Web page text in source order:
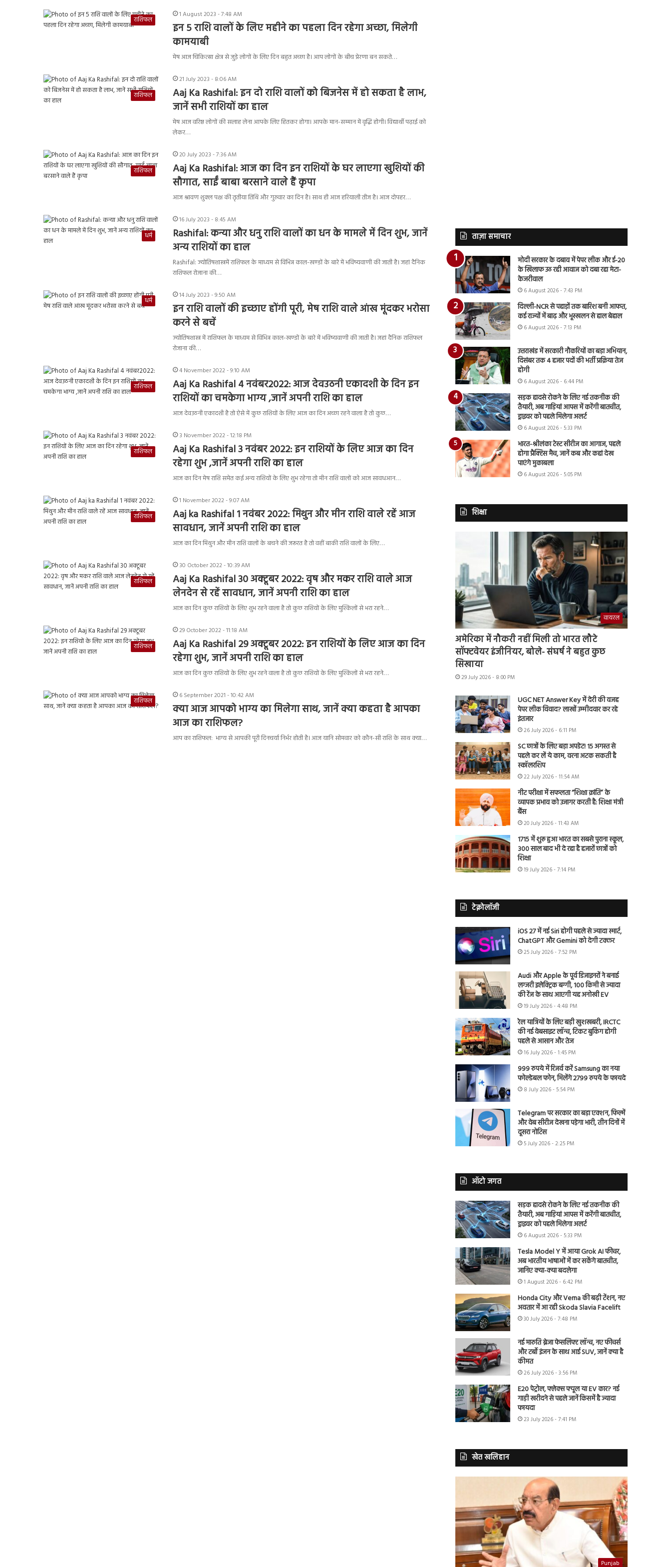
राशिफल
1 August 2023 - 7:48 AM
इन 5 राशि वालों के लिए महीने का पहला दिन रहेगा अच्छा, मिलेगी
कामयाबी
मेष आज चिकित्सा क्षेत्र से जुड़े लोगों के लिए दिन बहुत अच्छा है। आप लोगों के बीच प्रेरणा बन सकते…
राशिफल
21 July 2023 - 8:06 AM
Aaj Ka Rashifal: इन दो राशि वालों को बिजनेस में हो सकता है लाभ,
जानें सभी राशियों का हाल
मेष आज वरिष्ठ लोगों की सलाह लेना आपके लिए हितकर होगा। आपके मान-सम्मान में वृद्धि होगी। विद्यार्थी पढ़ाई को
लेकर…
राशिफल
20 July 2023 - 7:36 AM
Aaj Ka Rashifal: आज का दिन इन राशियों के घर लाएगा खुशियों की
सौगात, साईं बाबा बरसाने वाले हैं कृपा
आज श्रावण शुक्ल पक्ष की तृतीया तिथि और गुरुवार का दिन है। साथ ही आज हरियाली तीज है। आज दोपहर…
धर्म
16 July 2023 - 8:45 AM
Rashifal: कन्या और धनु राशि वालों का धन के मामले में दिन शुभ, जानें
अन्य राशियों का हाल
Rashifal: ज्योतिषशास्त्रमें राशिफल के माध्यम से विभिन्न काल-खण्डों के बारे में भविष्यवाणी की जाती है। जहां दैनिक
राशिफल रोजाना की…
धर्म
14 July 2023 - 9:50 AM
इन राशि वालों की इच्छाए होंगी पूरी, मेष राशि वाले आंख मूंदकर भरोसा
करने से बचें
ज्योतिषशास्त्र में राशिफल के माध्यम से विभिन्न काल-खण्डों के बारे में भविष्यवाणी की जाती है। जहां दैनिक राशिफल
रोजाना की…
राशिफल
4 November 2022 - 9:10 AM
Aaj Ka Rashifal 4 नवंबर2022: आज देवउठनी एकादशी के दिन इन
राशियों का चमकेगा भाग्य ,जानें अपनी राशि का हाल
आज देवउठनी एकादशी है तो ऐसे में कुछ राशियों के लिए आज का दिन अच्छा रहने वाला है तो कुछ…
राशिफल
3 November 2022 - 12:18 PM
Aaj Ka Rashifal 3 नवंबर 2022: इन राशियों के लिए आज का दिन
रहेगा शुभ ,जानें अपनी राशि का हाल
आज का दिन मेष राशि समेत कई अन्य राशियों के लिए शुभ रहेगा तो मीन राशि वालों को आज सावधआन…
राशिफल
1 November 2022 - 9:07 AM
Aaj ka Rashifal 1 नवंबर 2022: मिथुन और मीन राशि वाले रहें आज
सावधान, जानें अपनी राशि का हाल
आज का दिन मिथुन और मीन राशि वालों के बचने की जरूरत है तो वहीं बाकी राशि वालों के लिए…
राशिफल
30 October 2022 - 10:39 AM
Aaj Ka Rashifal 30 अक्टूबर 2022: वृष और मकर राशि वाले आज
लेनदेन से रहें सावधान, जानें अपनी राशि का हाल
आज का दिन कुछ राशियों के लिए शुभ रहने वाला है तो कुछ राशियों के लिए मुश्किलों से भरा रहने…
राशिफल
29 October 2022 - 11:18 AM
Aaj Ka Rashifal 29 अक्टूबर 2022: इन राशियों के लिए आज का दिन
रहेगा शुभ, जानें अपनी राशि का हाल
आज का दिन कुछ राशियों के लिए शुभ रहने वाला है तो कुछ राशियों के लिए मुश्किलों से भरा रहने…
राशिफल
6 September 2021 - 10:42 AM
क्या आज आपको भाग्य का मिलेगा साथ, जानें क्या कहता है आपका
आज का राशिफल?
आप का राशिफल: भाग्य से आपकी पूरी दिनचर्या निर्भर होती है। आज यानि सोमवार को कौन-सी राशि के साथ क्या…
ताज़ा समाचार
मोदी सरकार के दबाव में पेपर लीक और ई-20
के खिलाफ उठ रही आवाज को दबा रहा मेटा-
केजरीवाल
6 August 2026 - 7:43 PM
दिल्ली-NCR से पहाड़ों तक बारिश बनी आफत,
कई राज्यों में बाढ़ और भूस्खलन से हाल बेहाल
6 August 2026 - 7:13 PM
उत्तराखंड में सरकारी नौकरियों का बड़ा अभियान,
दिसंबर तक 4 हजार पदों की भर्ती प्रक्रिया तेज
होगी
6 August 2026 - 6:44 PM
सड़क हादसे रोकने के लिए नई तकनीक की
तैयारी, अब गाड़ियां आपस में करेंगी बातचीत,
ड्राइवर को पहले मिलेगा अलर्ट
6 August 2026 - 5:33 PM
भारत-श्रीलंका टेस्ट सीरीज का आगाज, पहले
होगा प्रैक्टिस मैच, जानें कब और कहां देख
पाएंगे मुकाबला
6 August 2026 - 5:05 PM
शिक्षा
वायरल
अमेरिका में नौकरी नहीं मिली तो भारत लौटे
सॉफ्टवेयर इंजीनियर, बोले- संघर्ष ने बहुत कुछ
सिखाया
29 July 2026 - 8:00 PM
UGC NET Answer Key में देरी की वजह
पेपर लीक विवाद? लाखों उम्मीदवार कर रहे
इंतजार
26 July 2026 - 6:11 PM
SC छात्रों के लिए बड़ा अपडेट! 15 अगस्त से
पहले कर लें ये काम, वरना अटक सकती है
स्कॉलरशिप
22 July 2026 - 11:54 AM
नीट परीक्षा में सफलता “शिक्षा क्रांति” के
व्यापक प्रभाव को उजागर करती है: शिक्षा मंत्री
बैंस
20 July 2026 - 11:43 AM
1715 में शुरू हुआ भारत का सबसे पुराना स्कूल,
300 साल बाद भी दे रहा है हजारों छात्रों को
शिक्षा
19 July 2026 - 7:14 PM
टेक्नोलॉजी
iOS 27 में नई Siri होगी पहले से ज्यादा स्मार्ट,
ChatGPT और Gemini को देगी टक्कर
25 July 2026 - 7:52 PM
Audi और Apple के पूर्व डिजाइनरों ने बनाई
लग्जरी इलेक्ट्रिक बग्गी, 100 किमी से ज्यादा
की रेंज के साथ आएगी यह अनोखी EV
19 July 2026 - 4:48 PM
रेल यात्रियों के लिए बड़ी खुशखबरी, IRCTC
की नई वेबसाइट लॉन्च, टिकट बुकिंग होगी
पहले से आसान और तेज
16 July 2026 - 1:45 PM
999 रुपये में रिजर्व करें Samsung का नया
फोल्डेबल फोन, मिलेंगे 2799 रुपये के फायदे
8 July 2026 - 5:54 PM
Telegram पर सरकार का बड़ा एक्शन, फिल्में
और वेब सीरीज देखना पड़ेगा भारी, तीन दिनों में
दूसरा नोटिस
5 July 2026 - 2:25 PM
ऑटो जगत
सड़क हादसे रोकने के लिए नई तकनीक की
तैयारी, अब गाड़ियां आपस में करेंगी बातचीत,
ड्राइवर को पहले मिलेगा अलर्ट
6 August 2026 - 5:33 PM
Tesla Model Y में आया Grok AI फीचर,
अब भारतीय भाषाओं में कर सकेंगे बातचीत,
जानिए क्या-क्या बदलेगा
1 August 2026 - 6:42 PM
Honda City और Verna की बढ़ी टेंशन, नए
अवतार में आ रही Skoda Slavia Facelift
30 July 2026 - 7:48 PM
नई मारुति ब्रेजा फेसलिफ्ट लॉन्च, नए फीचर्स
और टर्बो इंजन के साथ आई SUV, जानें क्या है
कीमत
26 July 2026 - 3:56 PM
E20 पेट्रोल, फ्लेक्स फ्यूल या EV कार? नई
गाड़ी खरीदने से पहले जानें किसमें है ज्यादा
फायदा
23 July 2026 - 7:41 PM
खेत खलिहान
Punjab